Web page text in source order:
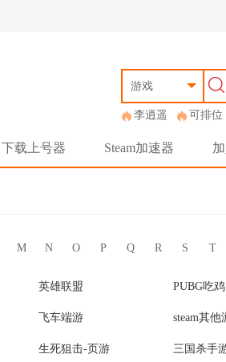
游戏
李逍遥 可排位
下载上号器 Steam加速器
M N O P Q R S T
英雄联盟 PUBG吃鸡
飞车端游 steam其他
生死狙击-页游 三国杀手